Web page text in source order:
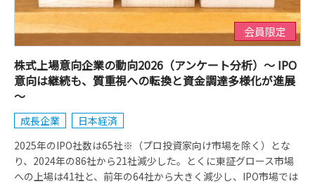
会員限定
株式上場意向企業の動向2026（アンケート分析）～ IPO
意向は継続も、質重視への転換と資金調達多様化が進展
～
成長企業
日本経済
2025年のIPO社数は65社※（プロ投資家向け市場を除く）とな
り、2024年の86社から21社減少した。とくに東証グロース市場
への上場は41社と、前年の64社から大きく減少し、IPO市場では